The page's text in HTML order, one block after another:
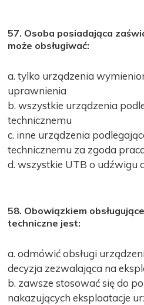
57. Osoba posiadająca
może obsługiwać:
a. tylko urządzenia
uprawnienia
b. wszystkie urządzenia
technicznemu
c. inne urządzenia
technicznemu za zgoda
d. wszystkie UTB o udźwigu
58. Obowiązkiem
techniczne jest:
a. odmówić obsługi
decyzja zezwalająca na
b. zawsze stosować się do
nakazujących eksploatacje